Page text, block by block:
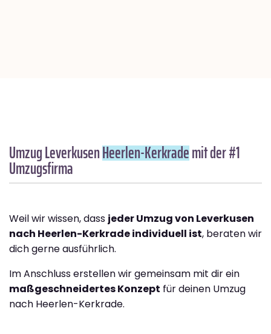
Umzug LeverkusenHeerlen-Kerkrademit der #1
Umzugsfirma
Weil wir wissen, dass jeder Umzug von Leverkusen
nach Heerlen-Kerkrade individuell ist, beraten wir
dich gerne ausführlich.
Im Anschluss erstellen wir gemeinsam mit dir ein
maßgeschneidertes Konzept für deinen Umzug
nach Heerlen-Kerkrade.